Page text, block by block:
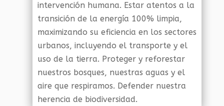
intervención humana. Estar atentos a la
transición de la energía 100% limpia,
maximizando su eficiencia en los sectores
urbanos, incluyendo el transporte y el
uso de la tierra. Proteger y reforestar
nuestros bosques, nuestras aguas y el
aire que respiramos. Defender nuestra
herencia de biodiversidad.